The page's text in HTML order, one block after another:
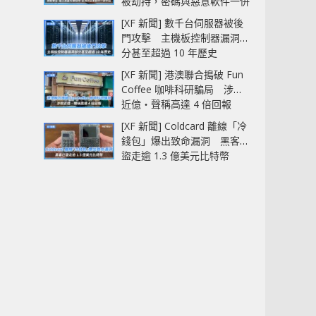
中招
[XF 新聞] 數千台伺服器被後
門攻擊 主機板控制器漏洞部
分甚至超過 10 年歷史
[XF 新聞] 港澳聯合搗破 Fun
Coffee 咖啡科研騙局 涉款
近億‧聲稱高達 4 倍回報
[XF 新聞] Coldcard 離線「冷
錢包」爆出致命漏洞 黑客已
盜走逾 1.3 億美元比特幣